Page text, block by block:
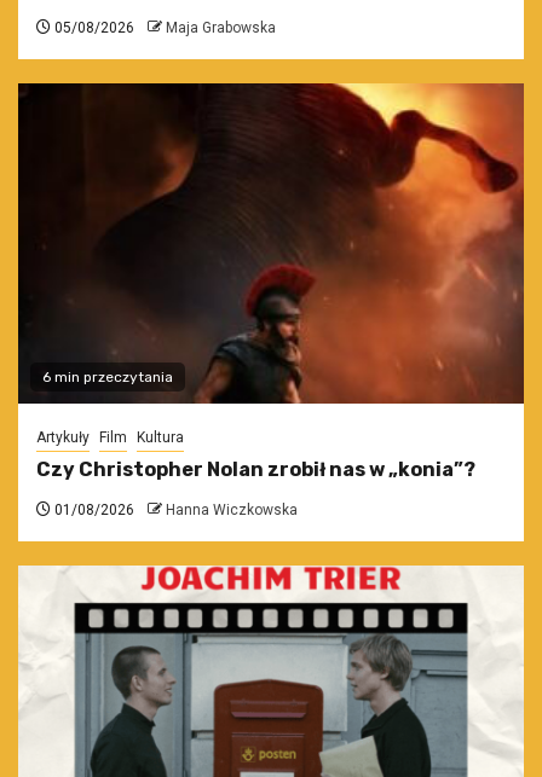
05/08/2026 Maja Grabowska
6 min przeczytania
Artykuły Film Kultura
Czy Christopher Nolan zrobił nas w „konia”?
01/08/2026 Hanna Wiczkowska